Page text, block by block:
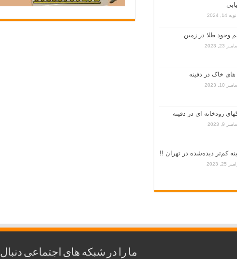
14, 2024
وجود طلا در زمین
23, 2023
های خاک در دفینه
10, 2023
رودخانه ای در دفینه
9, 2023
کم‌تر دیده‌شده در تهران !!
25, 2023
ما را در شبکه های اجتماعی دنبال